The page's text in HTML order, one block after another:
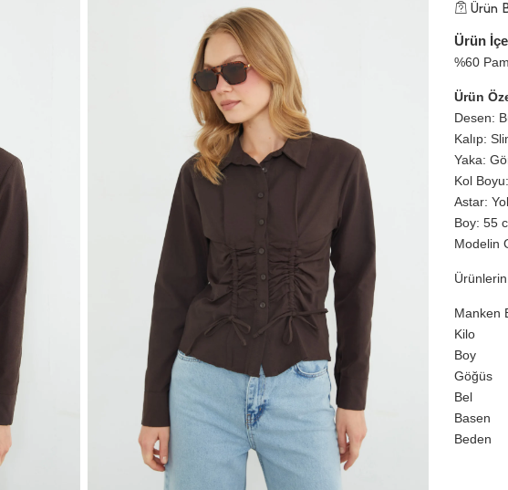
Ürün
Ürün
%60
Ürün
Desen:
Kalıp:
Yaka:
Kol
Astar:
Boy: 55
Modelin
Ürünlerin
Manken
Kilo
Boy
Göğüs
Bel
Basen
Beden